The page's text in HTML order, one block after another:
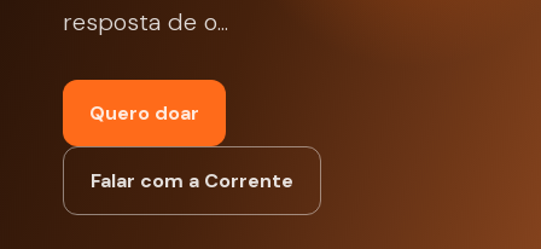
resposta de o...
Quero doar
Falar com a Corrente